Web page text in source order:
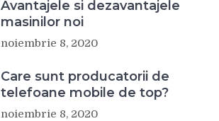
Avantajele si dezavantajele
masinilor noi
noiembrie 8, 2020
Care sunt producatorii de
telefoane mobile de top?
noiembrie 8, 2020